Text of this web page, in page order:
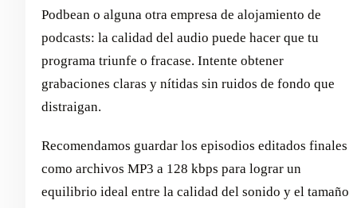
Podbean o alguna otra empresa de alojamiento de
podcasts: la calidad del audio puede hacer que tu
programa triunfe o fracase. Intente obtener
grabaciones claras y nítidas sin ruidos de fondo que
distraigan.
Recomendamos guardar los episodios editados finales
como archivos MP3 a 128 kbps para lograr un
equilibrio ideal entre la calidad del sonido y el tamaño